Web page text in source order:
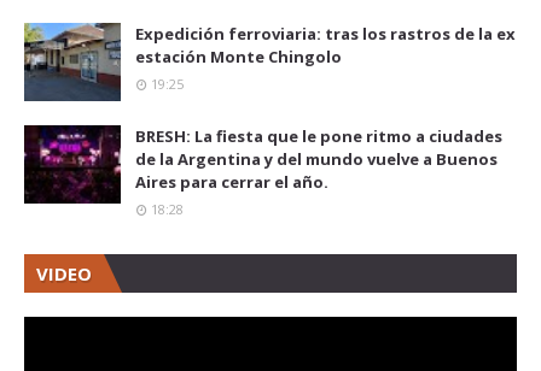
Expedición ferroviaria: tras los rastros de la ex
estación Monte Chingolo
19:25
BRESH: La fiesta que le pone ritmo a ciudades
de la Argentina y del mundo vuelve a Buenos
Aires para cerrar el año.
18:28
VIDEO